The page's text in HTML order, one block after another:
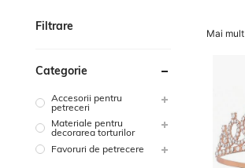
Filtrare
Categorie
Accesorii pentru
petreceri
Materiale pentru
decorarea torturilor
Favoruri de petrecere
Mai mult